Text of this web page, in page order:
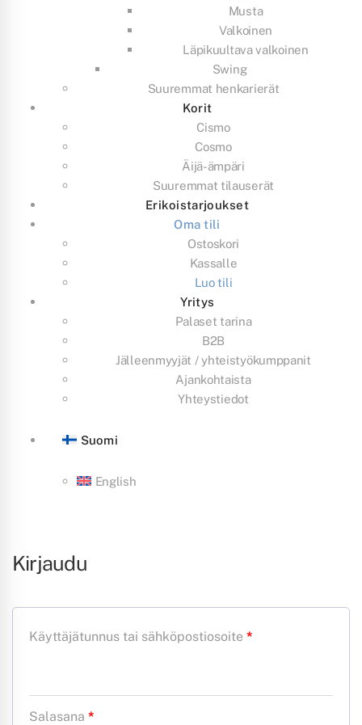
Musta
Valkoinen
Läpikuultava valkoinen
Swing
Suuremmat henkarierät
Korit
Cismo
Cosmo
Äijä-ämpäri
Suuremmat tilauserät
Erikoistarjoukset
Oma tili
Ostoskori
Kassalle
Luo tili
Yritys
Palaset tarina
B2B
Jälleenmyyjät / yhteistyökumppanit
Ajankohtaista
Yhteystiedot
Suomi
English
Kirjaudu
Käyttäjätunnus tai sähköpostiosoite *
Salasana *